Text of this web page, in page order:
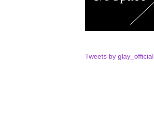
Tweets by glay_official